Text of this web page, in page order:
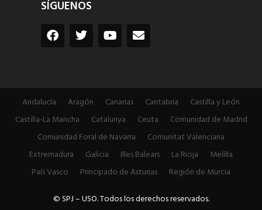
SÍGUENOS
Andalucía Aragón Canarias Cantabria
Castilla y León
Castilla-La Mancha
Catalunya Ceuta
Comunidad de Madrid
Comunidad Foral de Navarra
Comunitat Valenciana
Extremadura
Galicia Illes Balears La Rioja
Melilla
País Vasco
Principado de Asturias
Región de Murcia
© SPJ – USO. Todos los derechos reservados.